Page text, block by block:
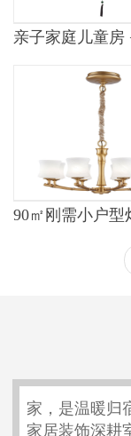
家，是温暖归
家居装饰深耕